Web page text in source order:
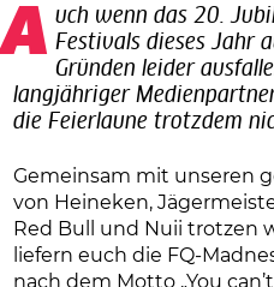
Auch wenn das 20. Jubiläum des FM4 Frequency Festivals dieses Jahr
Gründen leider
langjähriger
die Feierlaune trotzdem
Gemeinsam mit unseren
von Heineken,
Red Bull und Nuii trotzen
liefern euch die FQ-
nach dem Motto „You